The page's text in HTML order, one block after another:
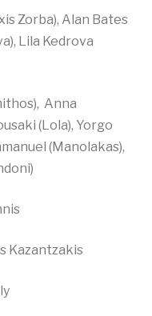
Zorba), Alan Bates
Lila Kedrova
Anna
(Lola), Yorgo
(Manolakas),
Kazantzakis